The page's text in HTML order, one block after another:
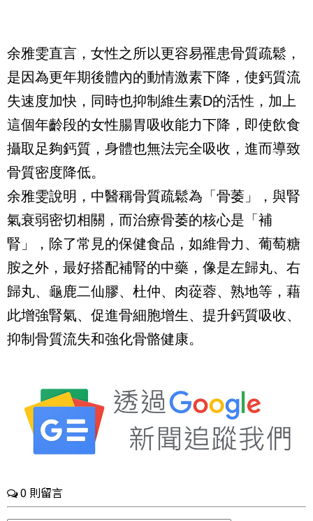
余雅雯直言，女性之所以更容易罹患骨質疏鬆，
是因為更年期後體內的動情激素下降，使鈣質流
失速度加快，同時也抑制維生素D的活性，加上
這個年齡段的女性腸胃吸收能力下降，即使飲食
攝取足夠鈣質，身體也無法完全吸收，進而導致
骨質密度降低。
余雅雯說明，中醫稱骨質疏鬆為「骨萎」，與腎
氣衰弱密切相關，而治療骨萎的核心是「補
腎」，除了常見的保健食品，如維骨力、葡萄糖
胺之外，最好搭配補腎的中藥，像是左歸丸、右
歸丸、龜鹿二仙膠、杜仲、肉蓯蓉、熟地等，藉
此增強腎氣、促進骨細胞增生、提升鈣質吸收、
抑制骨質流失和強化骨骼健康。